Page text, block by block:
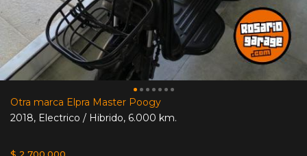
Otra marca Elpra Master Poogy
2018, Electrico / Hibrido, 6.000 km.